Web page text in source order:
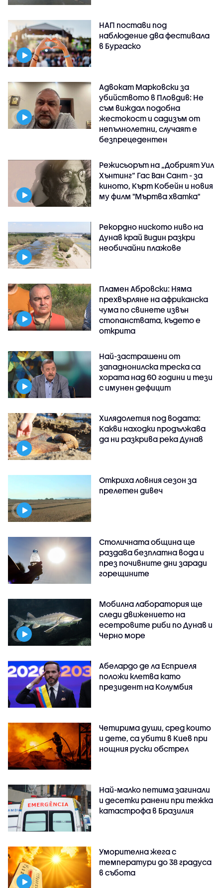
НАП постави под
наблюдение два фестивала
в Бургаско
Адвокат Марковски за
убийството в Пловдив: Не
съм виждал подобна
жестокост и садизъм от
непълнолетни, случаят е
безпрецедентен
Режисьорът на „Добрият Уил
Хънтинг“ Гас Ван Сант - за
киното, Кърт Кобейн и новия
му филм "Мъртва хватка"
Рекордно ниското ниво на
Дунав край Видин разкри
необичайни плажове
Пламен Абровски: Няма
прехвърляне на африканска
чума по свинете извън
стопанствата, където е
открита
Най-застрашени от
западнонилска треска са
хората над 60 години и тези
с имунен дефицит
Хилядолетия под водата:
Какви находки продължава
да ни разкрива река Дунав
Откриха ловния сезон за
прелетен дивеч
Столичната община ще
раздава безплатна вода и
през почивните дни заради
горещините
Мобилна лаборатория ще
следи движението на
есетровите риби по Дунав и
Черно море
Абелардо де ла Есприеля
положи клетва като
президент на Колумбия
Четирима души, сред които
и дете, са убити в Киев при
нощния руски обстрел
Най-малко петима загинали
и десетки ранени при тежка
катастрофа в Бразилия
Уморителна жега с
температури до 38 градуса
в събота